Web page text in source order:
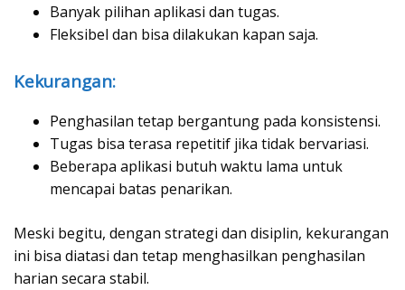
Banyak pilihan aplikasi dan tugas.
Fleksibel dan bisa dilakukan kapan saja.
Kekurangan:
Penghasilan tetap bergantung pada konsistensi.
Tugas bisa terasa repetitif jika tidak bervariasi.
Beberapa aplikasi butuh waktu lama untuk
mencapai batas penarikan.
Meski begitu, dengan strategi dan disiplin, kekurangan
ini bisa diatasi dan tetap menghasilkan penghasilan
harian secara stabil.